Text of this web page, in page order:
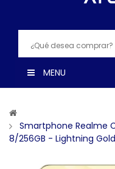
MENU
Smartphone Realme
8/256GB - Lightning Gold